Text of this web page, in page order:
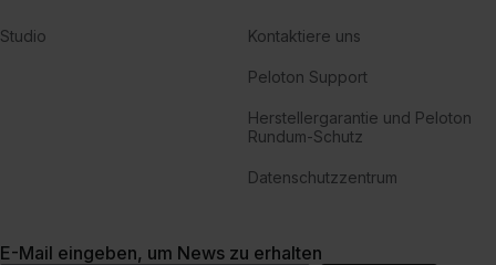
Studio Kontaktiere uns
Peloton Support
Herstellergarantie und Peloton
Rundum-Schutz
Datenschutzzentrum
E-Mail eingeben, um News zu erhalten